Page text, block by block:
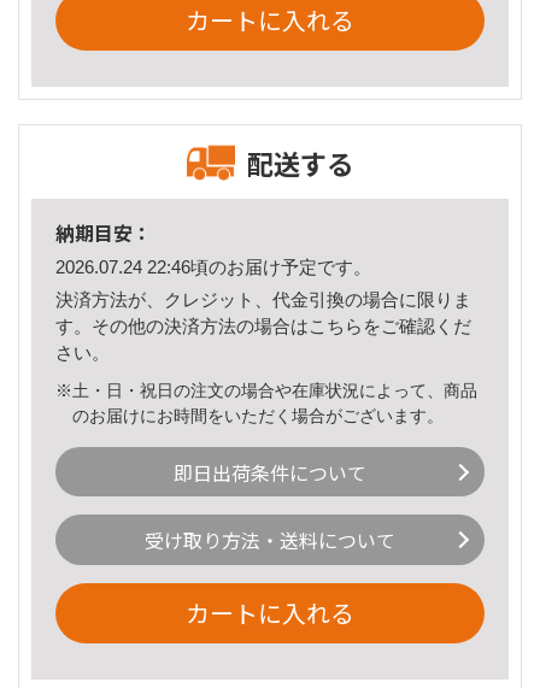
カートに入れる
配送する
納期目安：
2026.07.24 22:46頃のお届け予定です。
決済方法が、クレジット、代金引換の場合に限りま
す。その他の決済方法の場合はこちら をご確認くだ
さい。
※土・日・祝日の注文の場合や在庫状況によって、商品
のお届けにお時間をいただく場合がございます。
即日出荷条件について
受け取り方法・送料について
カートに入れる